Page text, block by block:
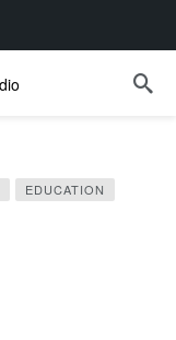
EDUCATION